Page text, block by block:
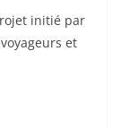
initié par
et